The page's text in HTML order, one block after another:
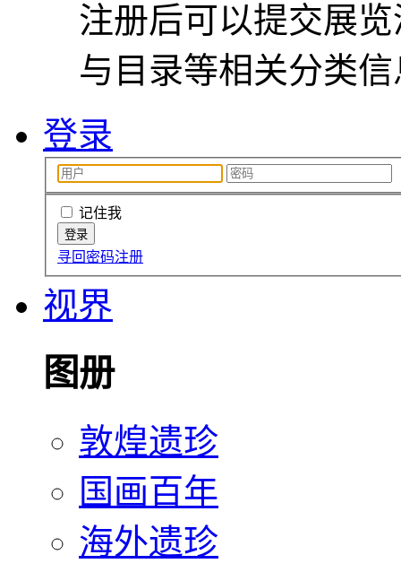
注册后可以提交展
与目录等相关分类
登录
记住我
寻回密码注册
视界
图册
敦煌遗珍
国画百年
海外遗珍